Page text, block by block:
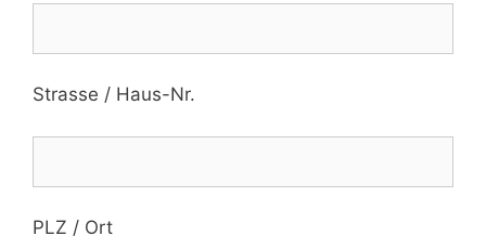
Strasse / Haus-Nr.
PLZ / Ort